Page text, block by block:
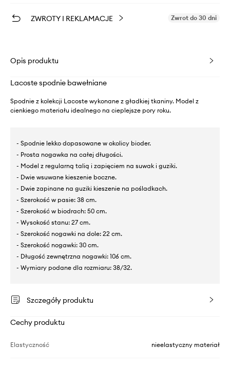
ZWROTY I REKLAMACJE Zwrot do 30 dni
Opis produktu
Lacoste spodnie bawełniane
Spodnie z kolekcji Lacoste wykonane z gładkiej tkaniny. Model z
cienkiego materiału idealnego na cieplejsze pory roku.
- Spodnie lekko dopasowane w okolicy bioder.
- Prosta nogawka na całej długości.
- Model z regularną talią i zapięciem na suwak i guziki.
- Dwie wsuwane kieszenie boczne.
- Dwie zapinane na guziki kieszenie na pośladkach.
- Szerokość w pasie: 38 cm.
- Szerokość w biodrach: 50 cm.
- Wysokość stanu: 27 cm.
- Szerokość nogawki na dole: 22 cm.
- Szerokość nogawki: 30 cm.
- Długość zewnętrzna nogawki: 106 cm.
- Wymiary podane dla rozmiaru: 38/32.
Szczegóły produktu
Cechy produktu
Elastyczność nieelastyczny materiał